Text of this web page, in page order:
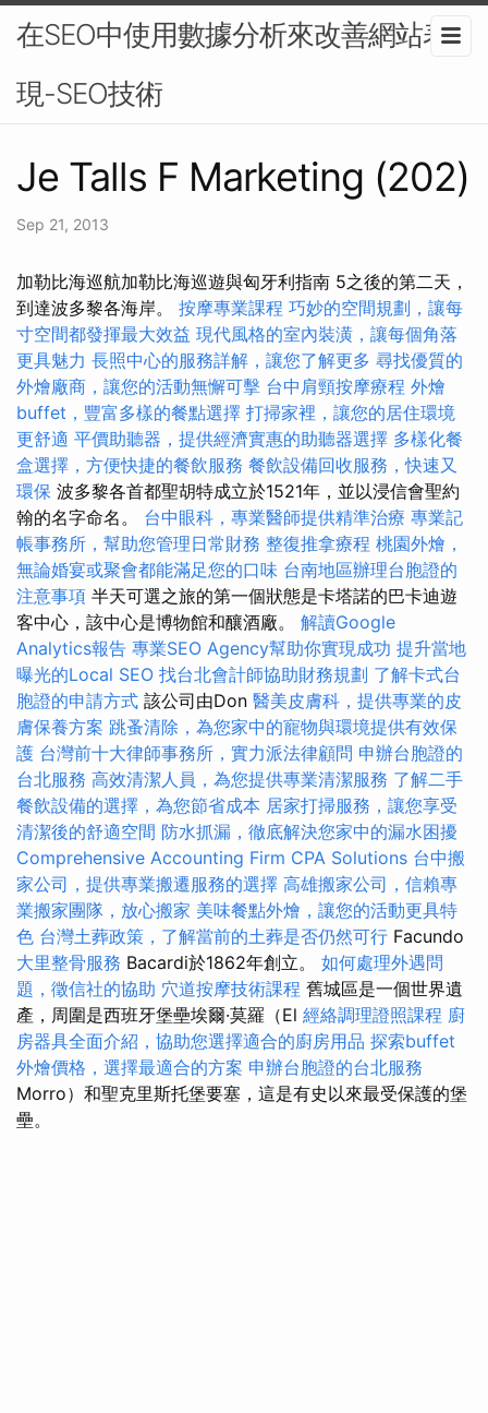
在SEO中使用數據分析來改善網站表
現-SEO技術
Je Talls F Marketing (202)
Sep 21, 2013
加勒比海巡航加勒比海巡遊與匈牙利指南 5之後的第二天，
到達波多黎各海岸。 按摩專業課程 巧妙的空間規劃，讓每
寸空間都發揮最大效益 現代風格的室內裝潢，讓每個角落
更具魅力 長照中心的服務詳解，讓您了解更多 尋找優質的
外燴廠商，讓您的活動無懈可擊 台中肩頸按摩療程 外燴
buffet，豐富多樣的餐點選擇 打掃家裡，讓您的居住環境
更舒適 平價助聽器，提供經濟實惠的助聽器選擇 多樣化餐
盒選擇，方便快捷的餐飲服務 餐飲設備回收服務，快速又
環保 波多黎各首都聖胡特成立於1521年，並以浸信會聖約
翰的名字命名。 台中眼科，專業醫師提供精準治療 專業記
帳事務所，幫助您管理日常財務 整復推拿療程 桃園外燴，
無論婚宴或聚會都能滿足您的口味 台南地區辦理台胞證的
注意事項 半天可選之旅的第一個狀態是卡塔諾的巴卡迪遊
客中心，該中心是博物館和釀酒廠。 解讀Google
Analytics報告 專業SEO Agency幫助你實現成功 提升當地
曝光的Local SEO 找台北會計師協助財務規劃 了解卡式台
胞證的申請方式 該公司由Don 醫美皮膚科，提供專業的皮
膚保養方案 跳蚤清除，為您家中的寵物與環境提供有效保
護 台灣前十大律師事務所，實力派法律顧問 申辦台胞證的
台北服務 高效清潔人員，為您提供專業清潔服務 了解二手
餐飲設備的選擇，為您節省成本 居家打掃服務，讓您享受
清潔後的舒適空間 防水抓漏，徹底解決您家中的漏水困擾
Comprehensive Accounting Firm CPA Solutions 台中搬
家公司，提供專業搬遷服務的選擇 高雄搬家公司，信賴專
業搬家團隊，放心搬家 美味餐點外燴，讓您的活動更具特
色 台灣土葬政策，了解當前的土葬是否仍然可行 Facundo
大里整骨服務 Bacardi於1862年創立。 如何處理外遇問
題，徵信社的協助 穴道按摩技術課程 舊城區是一個世界遺
產，周圍是西班牙堡壘埃爾·莫羅（El 經絡調理證照課程 廚
房器具全面介紹，協助您選擇適合的廚房用品 探索buffet
外燴價格，選擇最適合的方案 申辦台胞證的台北服務
Morro）和聖克里斯托堡要塞，這是有史以來最受保護的堡
壘。